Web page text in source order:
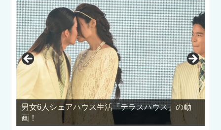
男女6人シェアハウス生活『テラスハウス』の動
乳はじ